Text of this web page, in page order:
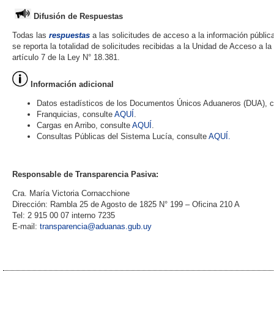
Difusión de Respuestas
Todas las respuestas a las solicitudes de acceso a la información
se reporta la totalidad de solicitudes recibidas a la Unidad de Acceso a
artículo 7 de la Ley N° 18.381.
Información adicional
Datos estadísticos de los Documentos Únicos Aduaneros (DUA),
Franquicias, consulte AQUÍ
Cargas en Arribo, consulte AQUÍ
Consultas Públicas del Sistema Lucía, consulte AQUÍ.
Responsable de Transparencia Pasiva:
Cra. María Victoria Cornacchione
Dirección: Rambla 25 de Agosto de 1825 N° 199 – Oficina 210 A
Tel: 2 915 00 07 interno 7235
E-mail: transparencia@aduanas.gub.uy